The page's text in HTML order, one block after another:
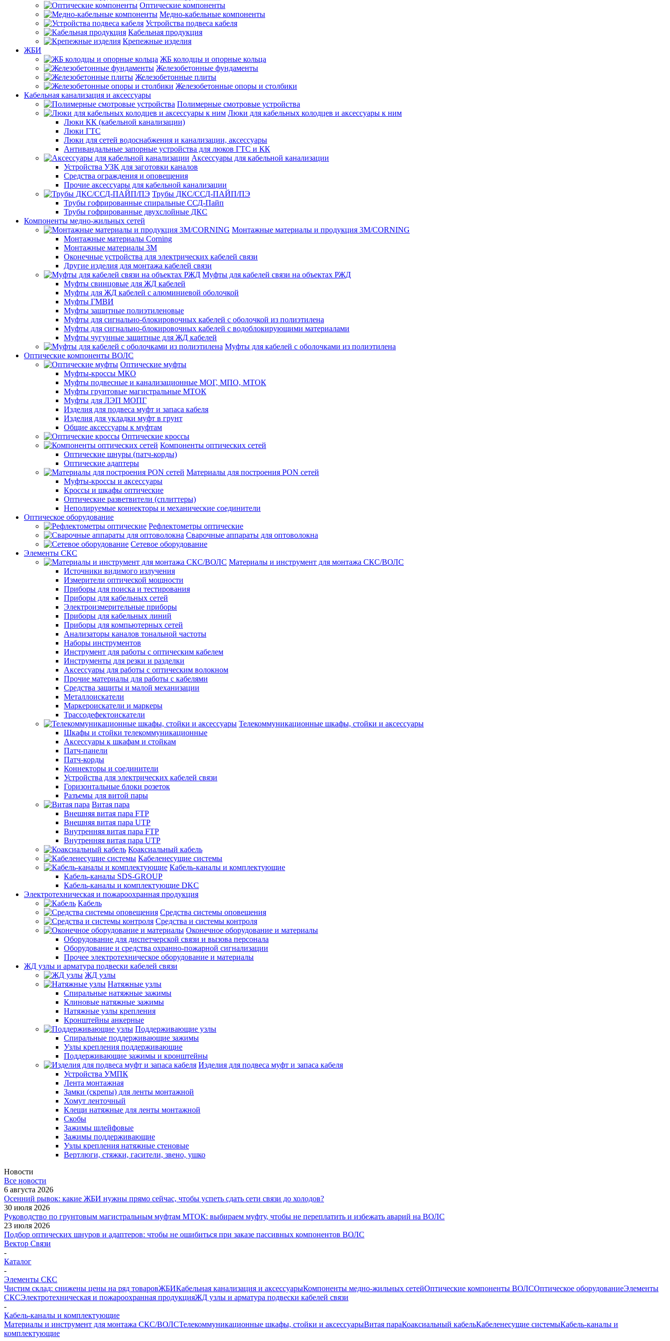
Оптические компоненты
Медно-кабельные компоненты
Устройства подвеса кабеля
Кабельная продукция
Крепежные изделия
ЖБИ
ЖБ колодцы и опорные кольца
Железобетонные фундаменты
Железобетонные плиты
Железобетонные опоры и столбики
Кабельная канализация и аксессуары
Полимерные смотровые устройства
Люки для кабельных колодцев и аксессуары к ним
Люки КК (кабельной канализации)
Люки ГТС
Люки для сетей водоснабжения и канализации, аксессуары
Антивандальные запорные устройства для люков ГТС и КК
Аксессуары для кабельной канализации
Устройства УЗК для заготовки каналов
Средства ограждения и оповещения
Прочие аксессуары для кабельной канализации
Трубы ДКС/ССД-ПАЙП/ПЭ
Трубы гофрированные спиральные ССД-Пайп
Трубы гофрированные двухслойные ДКС
Компоненты медно-жильных сетей
Монтажные материалы и продукция 3M/CORNING
Монтажные материалы Corning
Монтажные материалы 3M
Оконечные устройства для электрических кабелей связи
Другие изделия для монтажа кабелей связи
Муфты для кабелей связи на объектах РЖД
Муфты свинцовые для ЖД кабелей
Муфты для ЖД кабелей с алюминиевой оболочкой
Муфты ГМВИ
Муфты защитные полиэтиленовые
Муфты для сигнально-блокировочных кабелей с оболочкой из полиэтилена
Муфты для сигнально-блокировочных кабелей с водоблокирующими материалами
Муфты чугунные защитные для ЖД кабелей
Муфты для кабелей с оболочками из полиэтилена
Оптические компоненты ВОЛС
Оптические муфты
Муфты-кроссы МКО
Муфты подвесные и канализационные МОГ, МПО, МТОК
Муфты грунтовые магистральные МТОК
Муфты для ЛЭП МОПГ
Изделия для подвеса муфт и запаса кабеля
Изделия для укладки муфт в грунт
Общие аксессуары к муфтам
Оптические кроссы
Компоненты оптических сетей
Оптические шнуры (патч-корды)
Оптические адаптеры
Материалы для построения PON сетей
Муфты-кроссы и аксессуары
Кроссы и шкафы оптические
Оптические разветвители (сплиттеры)
Неполируемые коннекторы и механические соединители
Оптическое оборудование
Рефлектометры оптические
Сварочные аппараты для оптоволокна
Сетевое оборудование
Элементы СКС
Материалы и инструмент для монтажа СКС/ВОЛС
Источники видимого излучения
Измерители оптической мощности
Приборы для поиска и тестирования
Приборы для кабельных сетей
Электроизмерительные приборы
Приборы для кабельных линий
Приборы для компьютерных сетей
Анализаторы каналов тональной частоты
Наборы инструментов
Инструмент для работы с оптическим кабелем
Инструменты для резки и разделки
Аксессуары для работы с оптическим волокном
Прочие материалы для работы с кабелями
Средства защиты и малой механизации
Металлоискатели
Маркероискатели и маркеры
Трассодефектоискатели
Телекоммуникационные шкафы, стойки и аксессуары
Шкафы и стойки телекоммуникационные
Аксессуары к шкафам и стойкам
Патч-панели
Патч-корды
Коннекторы и соединители
Устройства для электрических кабелей связи
Горизонтальные блоки розеток
Разъемы для витой пары
Витая пара
Внешняя витая пара FTP
Внешняя витая пара UTP
Внутренняя витая пара FTP
Внутренняя витая пара UTP
Коаксиальный кабель
Кабеленесущие системы
Кабель-каналы и комплектующие
Кабель-каналы SDS-GROUP
Кабель-каналы и комплектующие DKC
Электротехническая и пожароохранная продукция
Кабель
Средства системы оповещения
Средства и системы контроля
Оконечное оборудование и материалы
Оборудование для диспетчерской связи и вызова персонала
Оборудование и средства охранно-пожарной сигнализации
Прочее электротехническое оборудование и материалы
ЖД узлы и арматура подвески кабелей связи
ЖД узлы
Натяжные узлы
Спиральные натяжные зажимы
Клиновые натяжные зажимы
Натяжные узлы крепления
Кронштейны анкерные
Поддерживающие узлы
Спиральные поддерживающие зажимы
Узлы крепления поддерживающие
Поддерживающие зажимы и кронштейны
Изделия для подвеса муфт и запаса кабеля
Устройства УМПК
Лента монтажная
Замки (скрепы) для ленты монтажной
Хомут ленточный
Клещи натяжные для ленты монтажной
Скобы
Зажимы шлейфовые
Зажимы поддерживающие
Узлы крепления натяжные стеновые
Вертлюги, стяжки, гасители, звено, ушко
Новости
Все новости
6 августа 2026
Осенний рывок: какие ЖБИ нужны прямо сейчас, чтобы успеть сдать сети связи до холодов?
30 июля 2026
Руководство по грунтовым магистральным муфтам МТОК: выбираем муфту, чтобы не переплатить и избежать аварий на ВОЛС
23 июля 2026
Подбор оптических шнуров и адаптеров: чтобы не ошибиться при заказе пассивных компонентов ВОЛС
Вектор Связи
-
Каталог
-
Элементы СКС
Чистим склад: снижены цены на ряд товаровЖБИКабельная канализация и аксессуарыКомпоненты медно-жильных сетейОптические компоненты ВОЛСОптическое оборудованиеЭлементы
СКСЭлектротехническая и пожароохранная продукцияЖД узлы и арматура подвески кабелей связи
-
Кабель-каналы и комплектующие
Материалы и инструмент для монтажа СКС/ВОЛСТелекоммуникационные шкафы, стойки и аксессуарыВитая параКоаксиальный кабельКабеленесущие системыКабель-каналы и
комплектующие